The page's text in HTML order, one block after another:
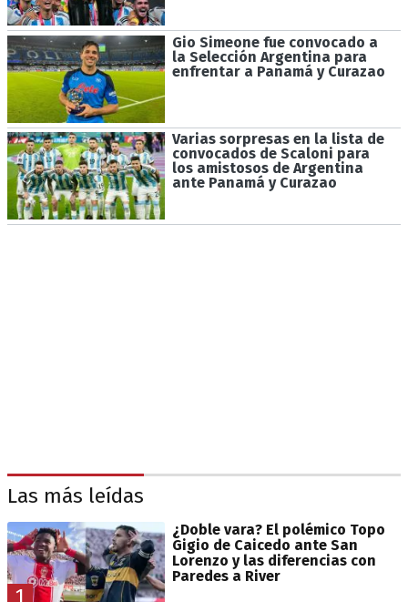
Gio Simeone fue convocado a
la Selección Argentina para
enfrentar a Panamá y Curazao
Varias sorpresas en la lista de
convocados de Scaloni para
los amistosos de Argentina
ante Panamá y Curazao
Las más leídas
1
¿Doble vara? El polémico Topo
Gigio de Caicedo ante San
Lorenzo y las diferencias con
Paredes a River